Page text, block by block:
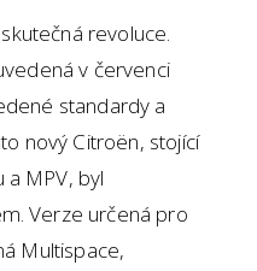
revoluce.
v červenci
standardy a
nový Citroën, stojící
MPV, byl
Verze určená pro
Multispace,